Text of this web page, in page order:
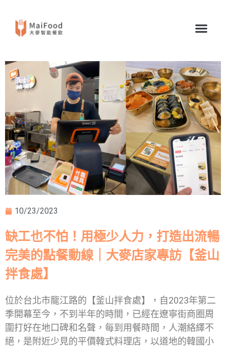
10/23/2023
缺工也不怕！用極少人力，打造出流暢
完美的點餐動線｜大麥店家專訪【釜山
拌食處】
位於台北市龍江路的【釜山拌食處】，自2023年第二
季開幕至今，不到半年的時間，已經在遼寧街商圈周
圍打好在地口碑和名聲，每到用餐時間，人潮絡繹不
絕，是附近少見的平價韓式料理店，以道地的韓國小